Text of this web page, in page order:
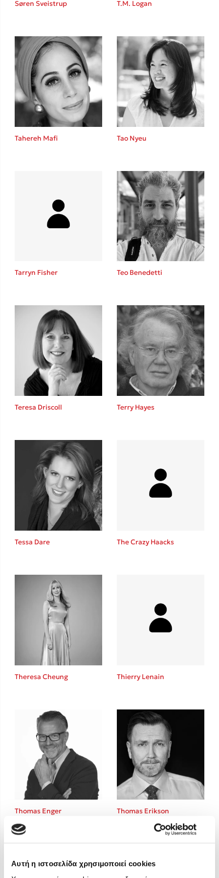
Αυτή η ιστοσελίδα χρησιμοποιεί cookies
Sebastian Fitzek
Playlist
Το λεξικό της ζωής σου
Κώστας Κρομμύδας
Ιωάννης Γλωσσόπουλος
Ένας γίγαντας στο σχολείο
Δανάη Δεληγεώργη
Mel Robbins
Η μέθοδος Αφήστε τους
Δημοφιλείς Συγγραφείς
Φυστίκι ΠουΚυλάει
Παύλος Καστανάς
El Sombrero
Στέφανος Ξενάκης
Sebastian Fitzek
Lucinda Riley
Mimi Matthews
Benzamin Bécue
Rebecca Yarros
Teo Benedetti
Τζένη Κουτσοδημητροπούλου
Ali Hazelwood
Cori Doerrfeld
Pierdomenico Baccalario
Δανάη Ιμπραχήμ
Søren Sveistrup T.M. Logan
Tahereh Mafi Tao Nyeu
Tarryn Fisher Teo Benedetti
Teresa Driscoll Terry Hayes
Tessa Dare The Crazy Haacks
Theresa Cheung Thierry Lenain
Thomas Enger Thomas Erikson